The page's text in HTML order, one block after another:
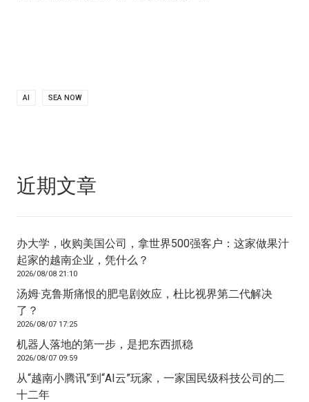
AI SEA NOW
近期文章
办大学，收购美国公司，拿世界500强客户：这家做果汁
起家的越南企业，凭什么？
2026/08/08 21:10
汤姆·克鲁斯痛恨的肥皂剧效应，杜比视界第二代解决
了？
2026/08/07 17:25
机器人落地的第一步，是把东西抓稳
2026/08/07 09:59
从“越南小腾讯”到“AI云”玩家，一家国民级科技公司的二
十二年